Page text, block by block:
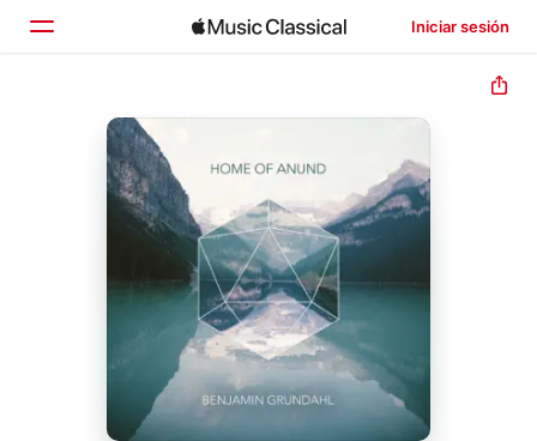
Iniciar sesión
Inicio
Explorar
Buscar